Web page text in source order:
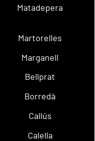
Matadepera
Martorelles
Marganell
Bellprat
Borredà
Callús
Calella